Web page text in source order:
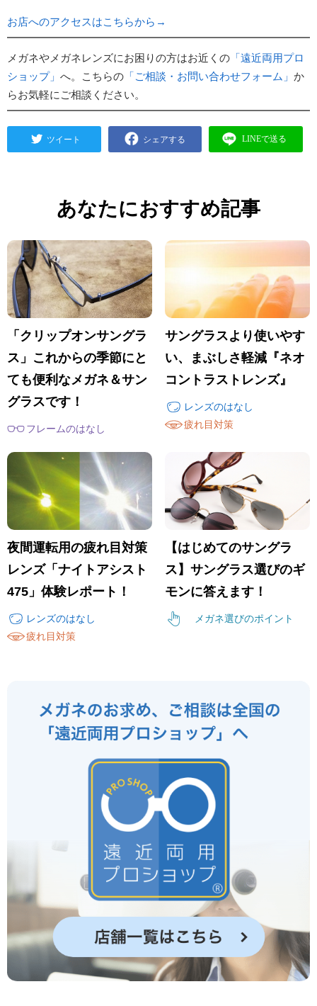
お店へのアクセスはこちらから→
メガネやメガネレンズにお困りの方はお近くの 「遠近両用プロ
ショップ」 へ。こちらの 「ご相談・お問い合わせフォーム」 か
らお気軽にご相談ください。
あなたにおすすめ記事
「クリップオンサングラ
ス」これからの季節にと
ても便利なメガネ＆サン
グラスです！
フレームのはなし
サングラスより使いやす
い、まぶしさ軽減『ネオ
コントラストレンズ』
レンズのはなし
疲れ目対策
夜間運転用の疲れ目対策
レンズ「ナイトアシスト
475」体験レポート！
レンズのはなし
疲れ目対策
【はじめてのサングラ
ス】サングラス選びのギ
モンに答えます！
メガネ選びのポイント